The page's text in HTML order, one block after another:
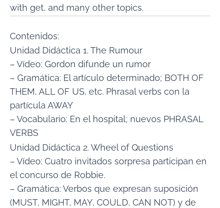
with get, and many other topics.
Contenidos:
Unidad Didáctica 1. The Rumour
– Vídeo: Gordon difunde un rumor
– Gramática: El artículo determinado; BOTH OF
THEM, ALL OF US, etc. Phrasal verbs con la
partícula AWAY
– Vocabulario: En el hospital; nuevos PHRASAL
VERBS
Unidad Didáctica 2. Wheel of Questions
– Vídeo: Cuatro invitados sorpresa participan en
el concurso de Robbie.
– Gramática: Verbos que expresan suposición
(MUST, MIGHT, MAY, COULD, CAN NOT) y de